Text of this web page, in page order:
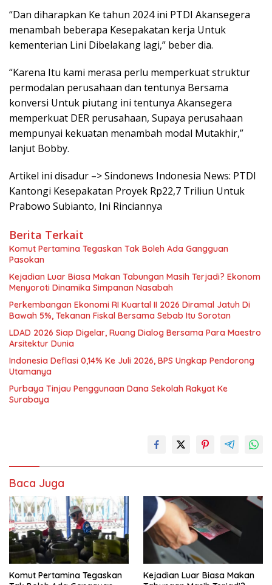
“Dan diharapkan Ke tahun 2024 ini PTDI Akansegera
menambah beberapa Kesepakatan kerja Untuk
kementerian Lini Dibelakang lagi,” beber dia.
“Karena Itu kami merasa perlu memperkuat struktur
permodalan perusahaan dan tentunya Bersama
konversi Untuk piutang ini tentunya Akansegera
memperkuat DER perusahaan, Supaya perusahaan
mempunyai kekuatan menambah modal Mutakhir,”
lanjut Bobby.
Artikel ini disadur –> Sindonews Indonesia News: PTDI
Kantongi Kesepakatan Proyek Rp22,7 Triliun Untuk
Prabowo Subianto, Ini Rinciannya
Berita Terkait
Komut Pertamina Tegaskan Tak Boleh Ada Gangguan
Pasokan
Kejadian Luar Biasa Makan Tabungan Masih Terjadi? Ekonom
Menyoroti Dinamika Simpanan Nasabah
Perkembangan Ekonomi RI Kuartal II 2026 Diramal Jatuh Di
Bawah 5%, Tekanan Fiskal Bersama Sebab Itu Sorotan
LDAD 2026 Siap Digelar, Ruang Dialog Bersama Para Maestro
Arsitektur Dunia
Indonesia Deflasi 0,14% Ke Juli 2026, BPS Ungkap Pendorong
Utamanya
Purbaya Tinjau Penggunaan Dana Sekolah Rakyat Ke
Surabaya
Baca Juga
Komut Pertamina Tegaskan
Kejadian Luar Biasa Makan